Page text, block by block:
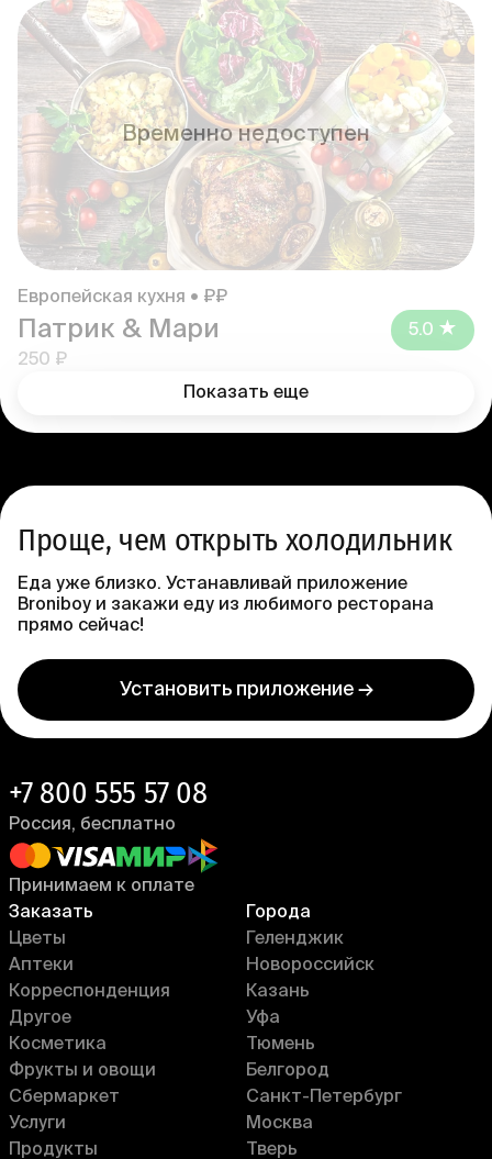
Временно недоступен
Европейская кухня • ₽₽
Патрик & Мари
250 ₽
5.0
Показать еще
Проще, чем открыть холодильник
Еда уже близко. Устанавливай приложение
Broniboy и закажи еду из любимого ресторана
прямо сейчас!
Установить приложение →
Заказать
Цветы
Аптеки
Корреспонденция
Другое
Косметика
Фрукты и овощи
Сбермаркет
Услуги
Продукты
Города
Геленджик
Новороссийск
Казань
Уфа
Тюмень
Белгород
Санкт-Петербург
Москва
Тверь
+7 800 555 57 08
Россия, бесплатно
Принимаем к оплате